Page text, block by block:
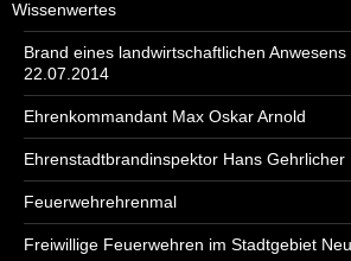
Wissenwertes
Brand eines landwirtschaftlichen
22.07.2014
Ehrenkommandant Max Oskar Arnold
Ehrenstadtbrandinspektor Hans Gehrlicher
Feuerwehrehrenmal
Freiwillige Feuerwehren im Stadtgebiet